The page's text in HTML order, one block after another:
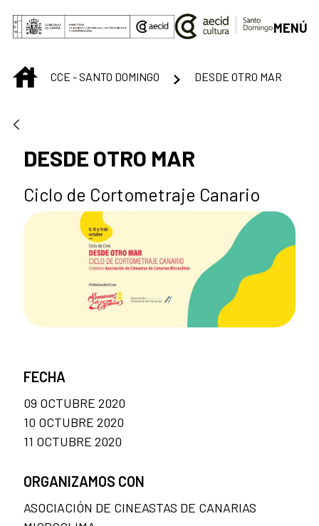
Saltar al contenido principal
MENÚ
INICIOCCE - SANTO DOMINGO DESDE OTRO MAR
DESDE OTRO MAR
Ciclo de Cortometraje Canario
FECHA
09 OCTUBRE 2020
10 OCTUBRE 2020
11 OCTUBRE 2020
ORGANIZAMOS CON
ASOCIACIÓN DE CINEASTAS DE CANARIAS